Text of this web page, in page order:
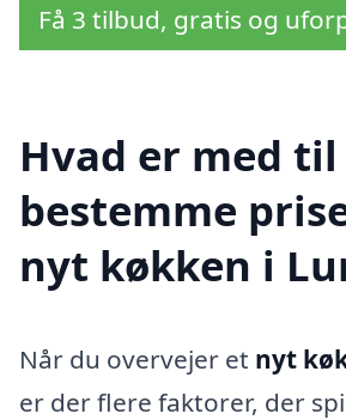
Få 3 tilbud, gratis og
Hvad er med
bestemme
nyt køkken i
Når du overvejer et nyt
er der flere faktorer, der